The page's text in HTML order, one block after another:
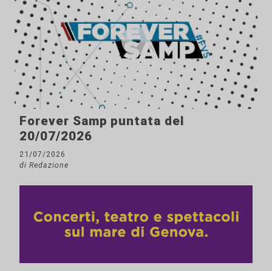
Forever Samp puntata del
20/07/2026
21/07/2026
di Redazione